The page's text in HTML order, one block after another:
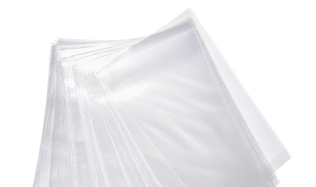
Polipropilēna maisi ar pamatni
Preces kods:102216
150 × 270 + 25 mm
Materiāls:
OPP
Biezums:
Prece ir pieejama saņemšanai pakomātā.
Cena par 500 gab.